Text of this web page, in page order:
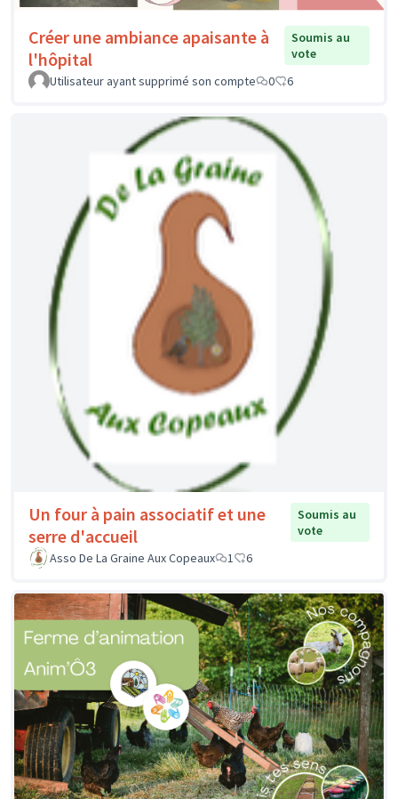
Créer une ambiance apaisante à
l'hôpital
Soumis au
vote
Utilisateur ayant supprimé son compte
0 6
Un four à pain associatif et une
serre d'accueil
Soumis au
vote
Asso De La Graine Aux Copeaux
1 6